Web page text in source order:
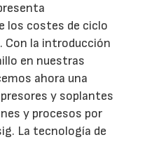
los costes de ciclo
Con la introducción
en nuestras
ahora una
y soplantes
y procesos por
La tecnología de